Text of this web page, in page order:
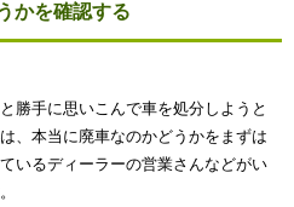
かを確認する
勝手に思いこんで車を処分しようと
、本当に廃車なのかどうかをまずは
いるディーラーの営業さんなどがい